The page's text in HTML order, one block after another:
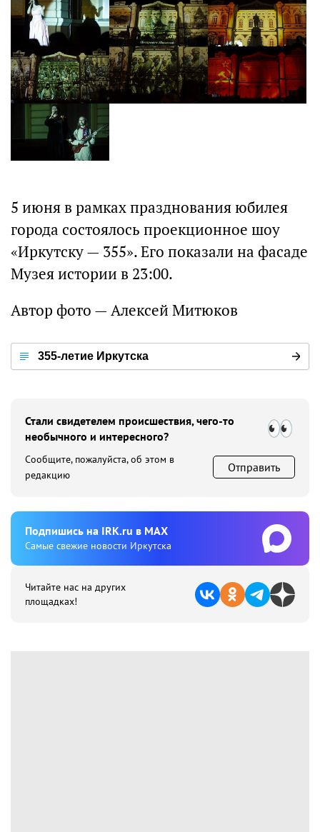
5 июня в рамках празднования юбилея
города состоялось проекционное шоу
«Иркутску — 355». Его показали на фасаде
Музея истории в 23:00.
Автор фото — Алексей Митюков
355-летие Иркутска
Стали свидетелем происшествия, чего-то
необычного и интересного?
Сообщите, пожалуйста, об этом в
редакцию
Отправить
Подпишиcь на IRK.ru в MAX
Cамые свежие новости Иркутска
Читайте нас на других
площадках!